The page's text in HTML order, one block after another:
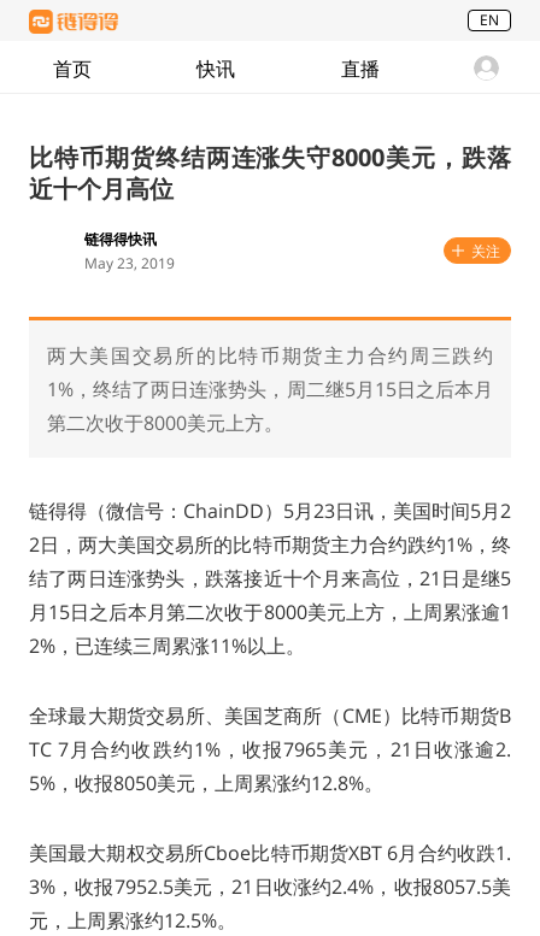
EN
首页 快讯 直播
比特币期货终结两连涨失守8000美元，跌落
近十个月高位
链得得快讯
May 23, 2019
关注
两大美国交易所的比特币期货主力合约周三跌约
1%，终结了两日连涨势头，周二继5月15日之后本月
第二次收于8000美元上方。
链得得（微信号：ChainDD）5月23日讯，美国时间5月2
2日，两大美国交易所的比特币期货主力合约跌约1%，终
结了两日连涨势头，跌落接近十个月来高位，21日是继5
月15日之后本月第二次收于8000美元上方，上周累涨逾1
2%，已连续三周累涨11%以上。
全球最大期货交易所、美国芝商所（CME）比特币期货B
TC 7月合约收跌约1%，收报7965美元，21日收涨逾2.
5%，收报8050美元，上周累涨约12.8%。
美国最大期权交易所Cboe比特币期货XBT 6月合约收跌1.
3%，收报7952.5美元，21日收涨约2.4%，收报8057.5美
元，上周累涨约12.5%。